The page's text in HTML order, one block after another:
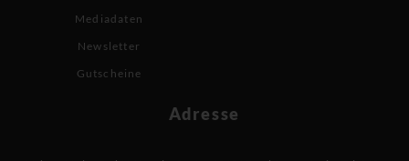
Mediadaten
Newsletter
Gutscheine
Adresse